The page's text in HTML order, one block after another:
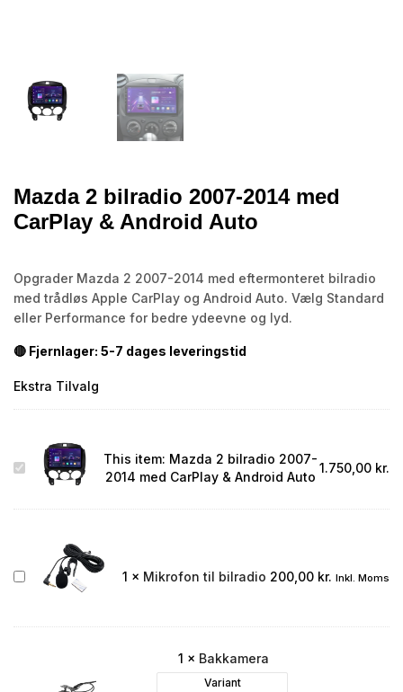
Mazda 2 bilradio 2007-2014 med
CarPlay & Android Auto
Opgrader Mazda 2 2007-2014 med eftermonteret bilradio
med trådløs Apple CarPlay og Android Auto. Vælg Standard
eller Performance for bedre ydeevne og lyd.
🔴 Fjernlager: 5-7 dages leveringstid
Ekstra Tilvalg
Mazda
CarPlay
Auto
This item: Mazda 2 bilradio 2007-
2014 med CarPlay & Android Auto
1.750,00 kr.
Mikrofon
1 × Mikrofon til bilradio 200,00 kr. Inkl. Moms
1 × Bakkamera
Variant